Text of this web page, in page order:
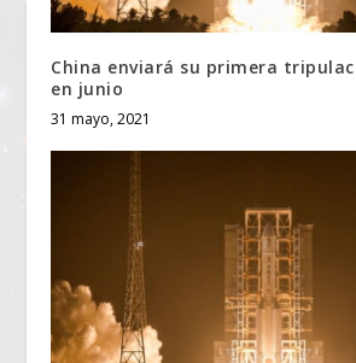
China enviará su primera
en junio
31 mayo, 2021